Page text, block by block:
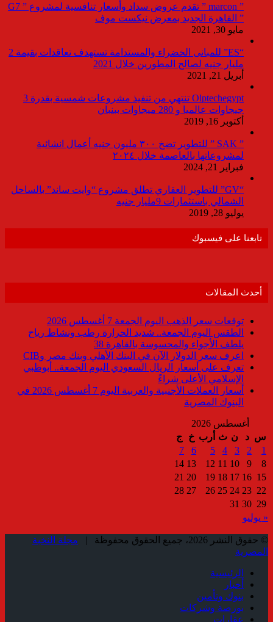
” marcon ” تقدم عروض سداد وأسعار تنافسية لمشروع ” G7
” القاهرة الجديد بمعرض نيكست موف
مايو 30, 2021
“ES” للمبانى الخضراء والمستدامة تستهدف تعاقدات بقيمة 2
مليار جنيه لصالح المطورين خلال 2021
أبريل 21, 2021
Olptechegypt تنتهي من تنفيذ مشروعات شمسية بقدرة 3
جيجاوات عالميا و 280 ميجاوات ببنبان
أكتوبر 16, 2019
” SAK ” للتطوير تضخ ٣٠٠ مليون جنيه أعمال انشائية
لمشروعاتها بالعاصمة خلال ٢٠٢٤
فبراير 21, 2024
“GV” للتطوير العقاري تطلق مشروع “وايت ساند” بالساحل
الشمالي باستثمارات 9مليار جنيه
يوليو 28, 2019
تابعنا على فيسبوك
أحدث المقالات
توقعات سعر الذهب اليوم الجمعة 7 أغسطس 2026
الطقس اليوم الجمعة.. شديد الحرارة رطب ونشاط رياح
يلطف الأجواء والمحسوسة بالقاهرة 38
اعرف سعر الدولار الآن في البنك الأهلي وبنك مصر وCIB
تعرف على أسعار الريال السعودي اليوم الجمعة.. أبوظبي
الإسلامي الأعلى شراءً
أسعار العملات الأجنبية والعربية اليوم 7 أغسطس 2026 في
البنوك المصرية
أغسطس 2026
س د ن ث أرب خ
ج
1
2
3
4
5
6
7
8
9
10
11
12
13
14
15
16
17
18
19
20
21
22
23
24
25
26
27
28
29
30
31
« يوليو
© حقوق النشر 2026، جميع الحقوق محفوظة |
مجلة النخبة
المصرية
الرئيسية
أخبار
بنوك وتأمين
بورصة وشركات
عقارات